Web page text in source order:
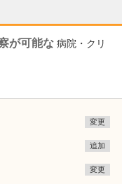
が可能な 病院・クリ
変更
追加
変更